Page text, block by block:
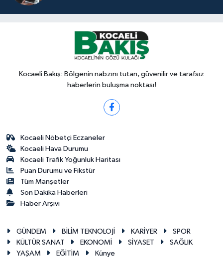
Kocaeli Bakış: Bölgenin nabzını tutan, güvenilir ve tarafsız
haberlerin buluşma noktası!
Kocaeli Nöbetçi Eczaneler
Kocaeli Hava Durumu
Kocaeli Trafik Yoğunluk Haritası
Puan Durumu ve Fikstür
Tüm Manşetler
Son Dakika Haberleri
Haber Arşivi
GÜNDEM BİLİM TEKNOLOJİ KARİYER
SPOR
KÜLTÜR SANAT
EKONOMİ SİYASET
SAĞLIK
YAŞAM
EĞİTİM Künye